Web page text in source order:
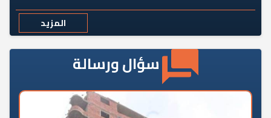
المزيد
سؤال ورسالة